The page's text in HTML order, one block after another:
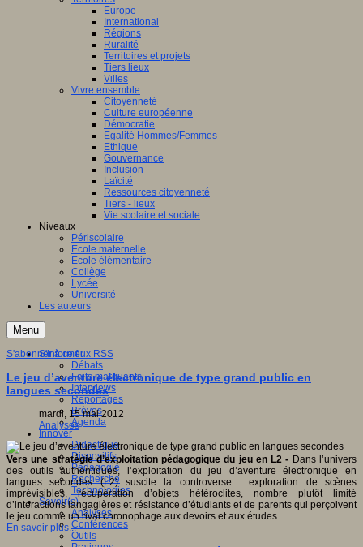
Europe
International
Régions
Ruralité
Territoires et projets
Tiers lieux
Villes
Vivre ensemble
Citoyenneté
Culture européenne
Démocratie
Egalité Hommes/Femmes
Ethique
Gouvernance
Inclusion
Laïcité
Ressources citoyenneté
Tiers - lieux
Vie scolaire et sociale
Niveaux
Périscolaire
Ecole maternelle
Ecole élémentaire
Collège
Lycée
Université
Les auteurs
Menu
S'informer
Débats
Faits marquants
Interviews
Reportages
Brèves
Agenda
Innover
Didactique
Dispositifs
Pédagogie
Recherche
Technologies
Savoir(s)
Analyses
Conférences
Outils
S'abonner à ce flux RSS
Le jeu d’aventure électronique de type grand public en
langues secondes
mardi, 15 mai 2012
Analyses
Vers une stratégie d’exploitation pédagogique du jeu en L2 - Dans l’univers
des outils authentiques, l’exploitation du jeu d’aventure électronique en
langues secondes (L2) suscite la controverse : exploration de scènes
imprévisibles, récupération d’objets hétéroclites, nombre plutôt limité
d’interactions langagières et résistance d’étudiants et de parents qui perçoivent
le jeu comme un rival chronophage aux devoirs et aux études.
En savoir plus...